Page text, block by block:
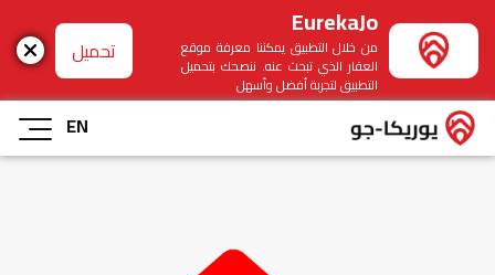
EurekaJo
من خلال التطبيق يمكننا معرفة موقع
العقار الذي تبحث عنه. ننصحك بتحميل
التطبيق لتجربة أفضل وأسهل
تحميل
EN